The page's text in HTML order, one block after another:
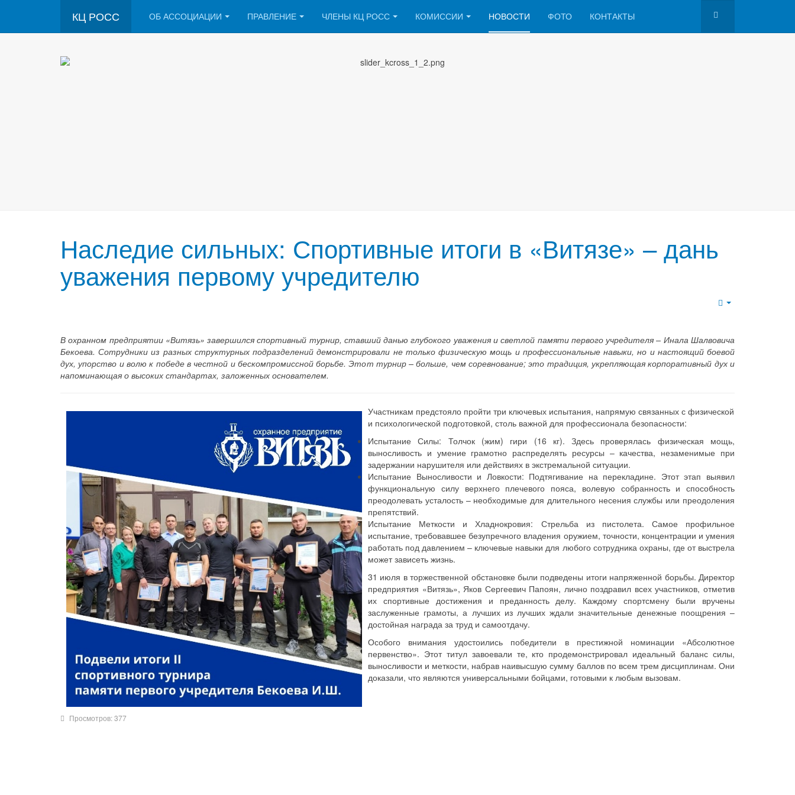
КЦ РОСС ОБ АССОЦИАЦИИ ПРАВЛЕНИЕ ЧЛЕНЫ КЦ РОСС КОМИССИИ НОВОСТИ ФОТО КОНТАКТЫ
Наследие сильных: Спортивные итоги в «Витязе» – дань
уважения первому учредителю
В охранном предприятии «Витязь» завершился спортивный турнир, ставший данью глубокого уважения и светлой памяти первого учредителя – Инала Шалвовича
Бекоева. Сотрудники из разных структурных подразделений демонстрировали не только физическую мощь и профессиональные навыки, но и настоящий боевой
дух, упорство и волю к победе в честной и бескомпромиссной борьбе. Этот турнир – больше, чем соревнование; это традиция, укрепляющая корпоративный дух и
напоминающая о высоких стандартах, заложенных основателем.
Участникам предстояло пройти три ключевых испытания, напрямую связанных с физической
и психологической подготовкой, столь важной для профессионала безопасности:
Испытание Силы: Толчок (жим) гири (16 кг). Здесь проверялась физическая мощь,
выносливость и умение грамотно распределять ресурсы – качества, незаменимые при
задержании нарушителя или действиях в экстремальной ситуации.
Испытание Выносливости и Ловкости: Подтягивание на перекладине. Этот этап выявил
функциональную силу верхнего плечевого пояса, волевую собранность и способность
преодолевать усталость – необходимые для длительного несения службы или преодоления
препятствий.
Испытание Меткости и Хладнокровия: Стрельба из пистолета. Самое профильное
испытание, требовавшее безупречного владения оружием, точности, концентрации и умения
работать под давлением – ключевые навыки для любого сотрудника охраны, где от выстрела
может зависеть жизнь.
31 июля в торжественной обстановке были подведены итоги напряженной борьбы. Директор
предприятия «Витязь», Яков Сергеевич Папоян, лично поздравил всех участников, отметив
их спортивные достижения и преданность делу. Каждому спортсмену были вручены
заслуженные грамоты, а лучших из лучших ждали значительные денежные поощрения –
достойная награда за труд и самоотдачу.
Особого внимания удостоились победители в престижной номинации «Абсолютное
первенство». Этот титул завоевали те, кто продемонстрировал идеальный баланс силы,
выносливости и меткости, набрав наивысшую сумму баллов по всем трем дисциплинам. Они
доказали, что являются универсальными бойцами, готовыми к любым вызовам.
Просмотров: 377